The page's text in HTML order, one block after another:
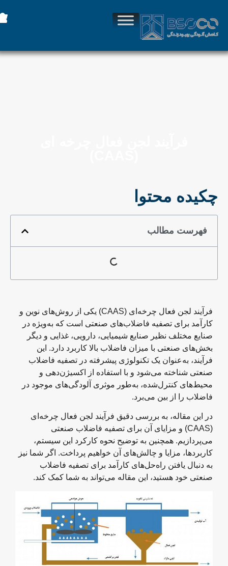
چکیده محتوا
فهرست مطالب
فرآیند لجن فعال چرخه‌ای (CAAS) یکی از روش‌های نوین و
کارآمد برای تصفیه فاضلاب‌های صنعتی است که به‌ویژه در
صنایع مختلف نظیر صنایع شیمیایی، دارویی، غذایی و دیگر
بخش‌های صنعتی با میزان فاضلاب بالا کاربرد دارد. این
فرآیند، به‌عنوان یک تکنولوژی پیشرفته در تصفیه فاضلاب
صنعتی شناخته می‌شود و با استفاده از اکسیژن‌دهی و
محیط‌های کنترل‌شده، به‌طور موثری آلودگی‌های موجود در
فاضلاب را از بین می‌برد.
در این مقاله، به بررسی دقیق فرآیند لجن فعال چرخه‌ای
(CAAS) و مزایای آن برای تصفیه فاضلاب صنعتی
می‌پردازیم. همچنین به توضیح نحوه کارکرد این سیستم،
کاربردها، مزایا و چالش‌های آن خواهیم پرداخت. اگر شما نیز
به دنبال یافتن راه‌حل‌های کارآمد برای تصفیه فاضلاب
صنعتی خود هستید، این مقاله می‌تواند به شما کمک کند.